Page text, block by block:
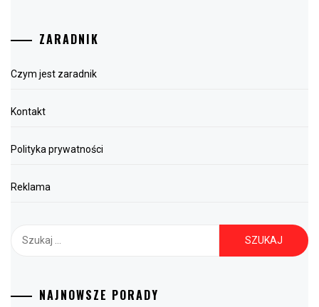
ZARADNIK
Czym jest zaradnik
Kontakt
Polityka prywatności
Reklama
NAJNOWSZE PORADY